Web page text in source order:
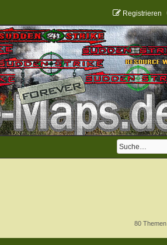
Registrieren
80 Themen